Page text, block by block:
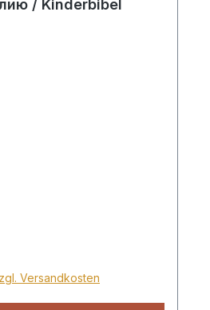
/ Kinderbibel
Versandkosten